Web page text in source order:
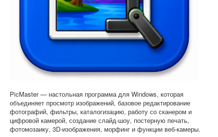
PicMaster — настольная программа для Windows, которая
объединяет просмотр изображений, базовое редактирование
фотографий, фильтры, каталогизацию, работу со сканером и
цифровой камерой, создание слайд-шоу, постерную печать,
фотомозаику, 3D-изображения, морфинг и функции веб-камеры.